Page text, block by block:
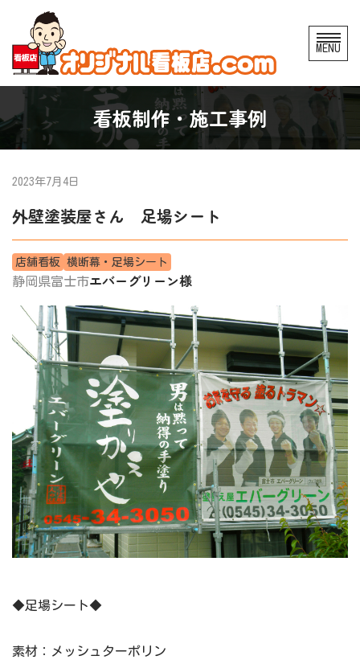
コ
ン
テ
ン
ツ
へ
ス
ッ
プ
MENU
看板制作・施工事例
2023年7月4日
外壁塗装屋さん 足場シート
店舗看板 横断幕・足場シート
静岡県富士市エバーグリーン様
◆足場シート◆
素材：メッシュターポリン